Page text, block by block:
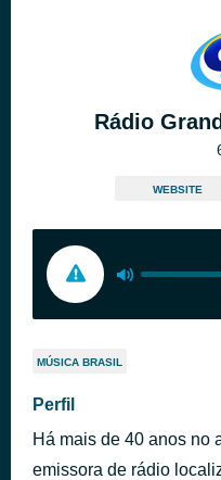
Rádio
WEBSITE
MÚSICA BRASIL
Perfil
Há mais de 40 anos no
emissora de rádio